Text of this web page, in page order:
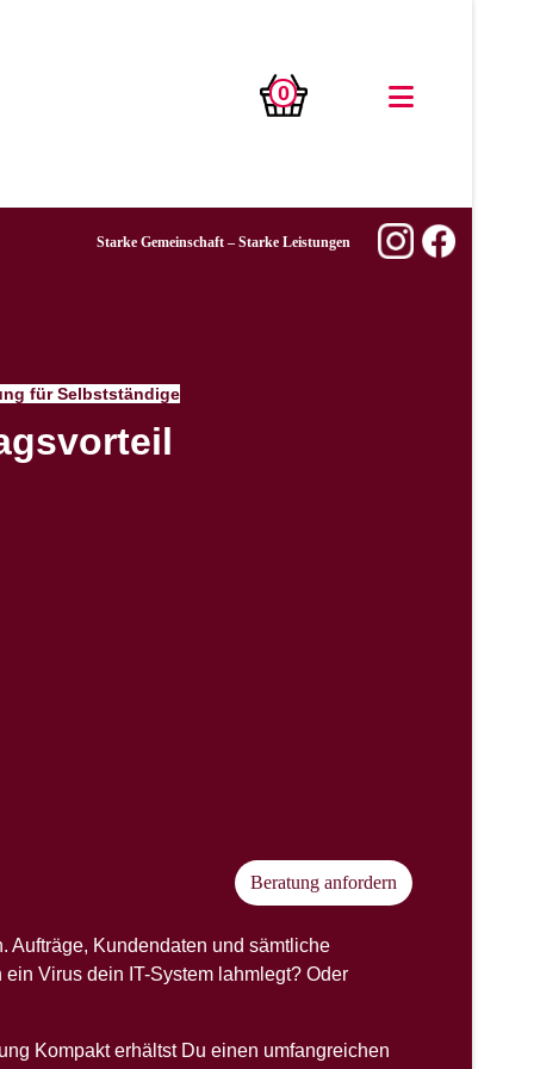
0
Starke Gemeinschaft – Starke Leistungen
für Selbstständige
Beratung anfordern
Aufträge, Kundendaten und sämtliche
Virus dein IT-System lahmlegt? Oder
Kompakt erhältst Du einen umfangreichen